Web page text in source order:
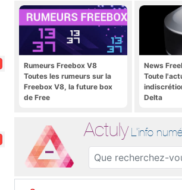
Rumeurs Freebox V8
Toutes les rumeurs sur la
Freebox V8, la future box
de Free
News
Toute
Delta
Actuly L'info